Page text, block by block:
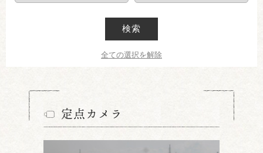
検索
全ての選択を解除
定点カメラ